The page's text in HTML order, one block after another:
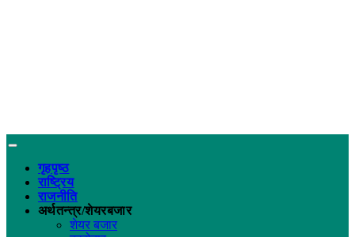
गृहपृष्ठ
राष्ट्रिय
राजनीति
अर्थतन्त्र/शेयरबजार
शेयर बजार